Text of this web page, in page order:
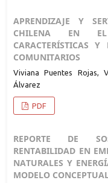
APRENDIZAJE Y
CHILENA EN
CARACTERÍSTICAS
COMUNITARIOS
Viviana Puentes Rojas,
Álvarez
PDF
REPORTE DE
RENTABILIDAD EN
NATURALES Y
MODELO